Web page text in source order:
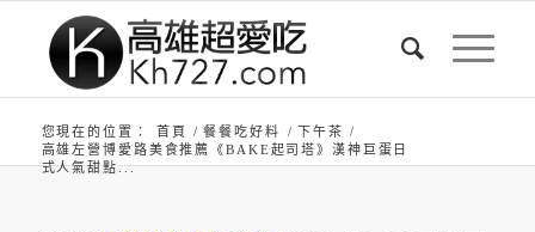
您現在的位置： 首頁 / 餐餐吃好料 / 下午茶
/
高雄左營博愛路美食推薦《BAKE起司塔》漢神巨蛋日
式人氣甜點...